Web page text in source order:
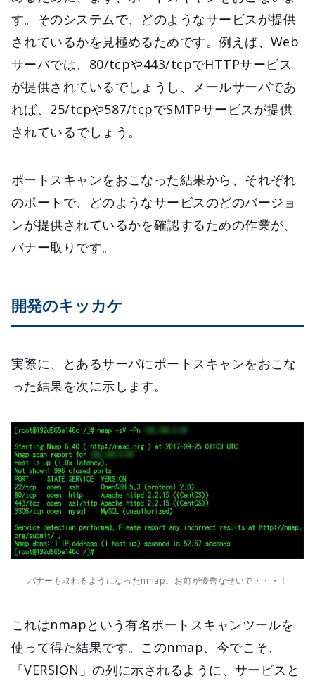
す。そのシステムで、どのようなサービスが提供
されているかを見極めるためです。例えば、Web
サーバでは、80/tcpや443/tcpでHTTPサービス
が提供されているでしょうし、メールサーバであ
れば、25/tcpや587/tcpでSMTPサービスが提供
されているでしょう。
ポートスキャンをおこなった結果から、それぞれ
のポートで、どのようなサービスのどのバージョ
ンが提供されているかを確認するための作業が、
バナー取りです。
開発のキッカケ
実際に、とあるサーバにポートスキャンをおこな
った結果を次に示します。
バナーも取れるようになったnmap。お前が優秀なせいで・・・！
これはnmapという有名ポートスキャンツールを
使って得た結果です。このnmap、今でこそ、
「VERSION」の列に示されるように、サービスと